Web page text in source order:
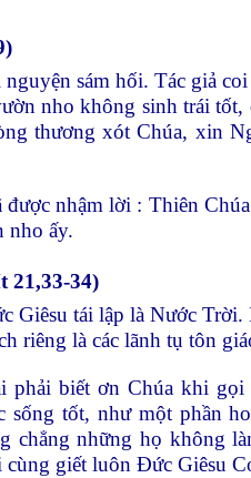
sám hối. Tác giả
nho không sinh trái
thương xót Chúa, xin
nhậm lời : Thiên
nho ấy.
21,33-34)
Giêsu tái lập là Nước
riêng là các lãnh tụ tôn
phải biết ơn Chúa khi
sống tốt, như một phần
chẳng những họ không
giết luôn Đức Giêsu